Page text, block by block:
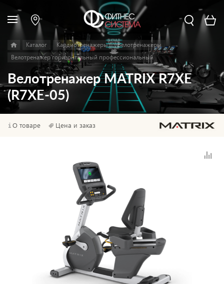
Каталог Кардиотренажеры
Велотренажеры
Велотренажер горизонтальный профессиональный
Велотренажер MATRIX R7XE
(R7XE-05)
О товаре Цена и заказ